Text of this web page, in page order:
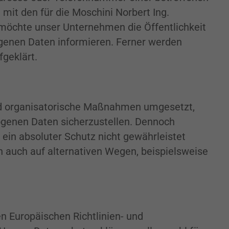
den für die Moschini Norbert Ing.
unser Unternehmen die Öffentlichkeit
Daten informieren. Ferner werden
Maßnahmen umgesetzt,
Daten sicherzustellen. Dennoch
absoluter Schutz nicht gewährleistet
auf alternativen Wegen, beispielsweise
Europäischen Richtlinien- und